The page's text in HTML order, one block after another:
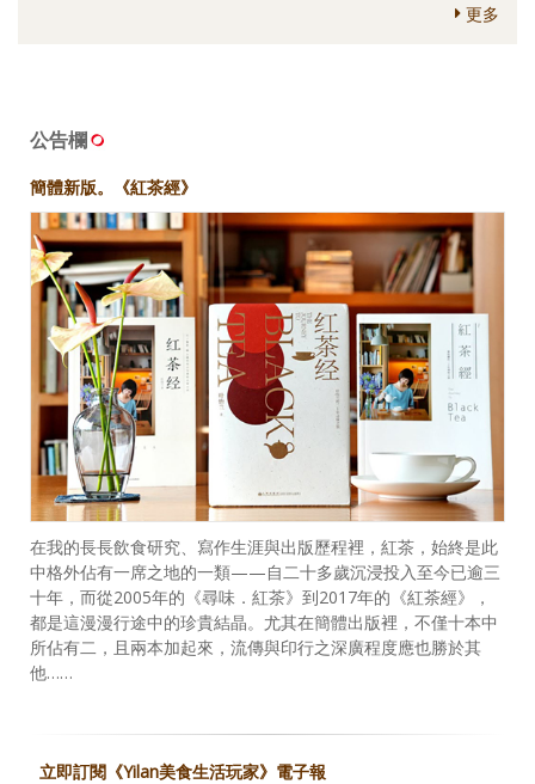
更多
公告欄
簡體新版。《紅茶經》
在我的長長飲食研究、寫作生涯與出版歷程裡，紅茶，始終是此
中格外佔有一席之地的一類——自二十多歲沉浸投入至今已逾三
十年，而從2005年的《尋味．紅茶》到2017年的《紅茶經》，
都是這漫漫行途中的珍貴結晶。尤其在簡體出版裡，不僅十本中
所佔有二，且兩本加起來，流傳與印行之深廣程度應也勝於其
他……
立即訂閱《Yilan美食生活玩家》電子報